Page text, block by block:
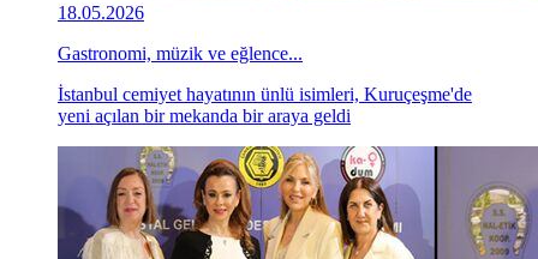
18.05.2026
Gastronomi, müzik ve eğlence...
İstanbul cemiyet hayatının ünlü isimleri, Kuruçeşme'de
yeni açılan bir mekanda bir araya geldi